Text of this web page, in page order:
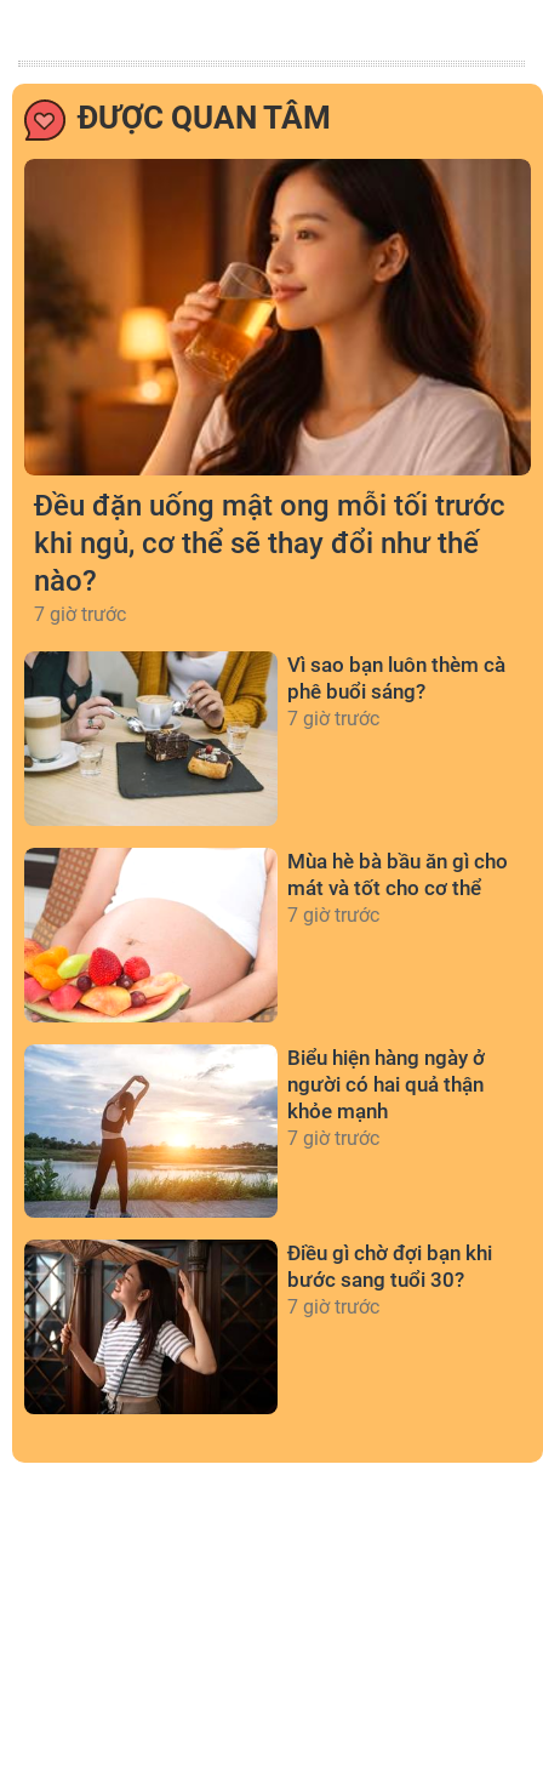
ĐƯỢC QUAN TÂM
Đều đặn uống mật ong mỗi tối trước
khi ngủ, cơ thể sẽ thay đổi như thế
nào?
7 giờ trước
Vì sao bạn luôn thèm cà
phê buổi sáng?
7 giờ trước
Mùa hè bà bầu ăn gì cho
mát và tốt cho cơ thể
7 giờ trước
Biểu hiện hàng ngày ở
người có hai quả thận
khỏe mạnh
7 giờ trước
Điều gì chờ đợi bạn khi
bước sang tuổi 30?
7 giờ trước